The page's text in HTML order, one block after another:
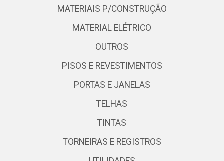
MATERIAIS P/CONSTRUÇÃO
MATERIAL ELÉTRICO
OUTROS
PISOS E REVESTIMENTOS
PORTAS E JANELAS
TELHAS
TINTAS
TORNEIRAS E REGISTROS